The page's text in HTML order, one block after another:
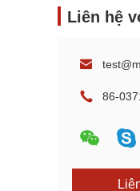
Liên hệ
86-